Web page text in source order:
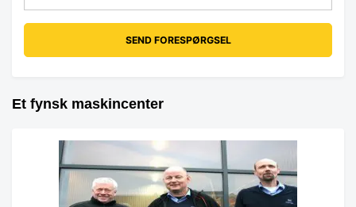
Et fynsk maskincenter